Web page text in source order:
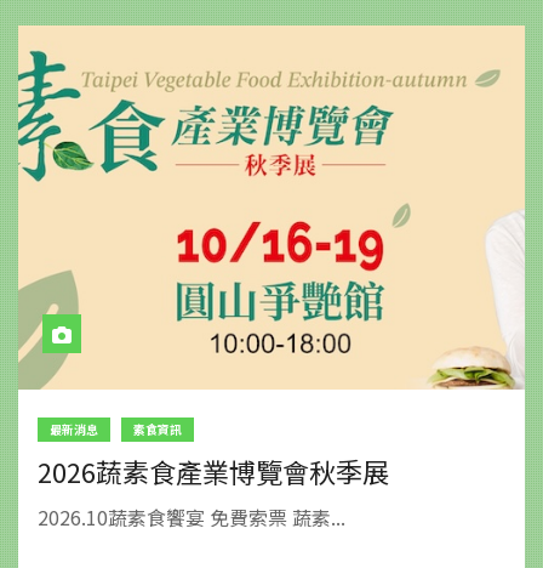
最新消息 素食資訊
2026蔬素食產業博覽會秋季展
2026.10蔬素食饗宴 免費索票 蔬素...